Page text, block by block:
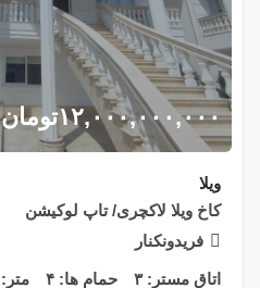
۱۲,۰۰۰,۰۰۰,۰۰۰تومان
ویلا
کاخ ویلا لاکچری/ تاپ لوکیشن
فریدونکنار
اتاق مستر:۳ حمام ها: ۴ متر: